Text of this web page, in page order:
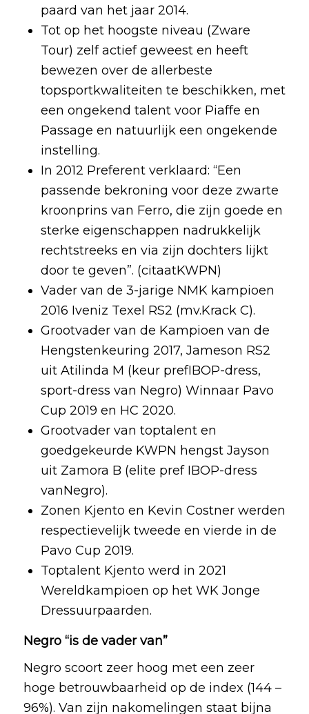
paard van het jaar 2014.
Tot op het hoogste niveau (Zware
Tour) zelf actief geweest en heeft
bewezen over de allerbeste
topsportkwaliteiten te beschikken, met
een ongekend talent voor Piaffe en
Passage en natuurlijk een ongekende
instelling.
In 2012 Preferent verklaard: “Een
passende bekroning voor deze zwarte
kroonprins van Ferro, die zijn goede en
sterke eigenschappen nadrukkelijk
rechtstreeks en via zijn dochters lijkt
door te geven”. (citaatKWPN)
Vader van de 3-jarige NMK kampioen
2016 Iveniz Texel RS2 (mv.Krack C).
Grootvader van de Kampioen van de
Hengstenkeuring 2017, Jameson RS2
uit Atilinda M (keur prefIBOP-dress,
sport-dress van Negro) Winnaar Pavo
Cup 2019 en HC 2020.
Grootvader van toptalent en
goedgekeurde KWPN hengst Jayson
uit Zamora B (elite pref IBOP-dress
vanNegro).
Zonen Kjento en Kevin Costner werden
respectievelijk tweede en vierde in de
Pavo Cup 2019.
Toptalent Kjento werd in 2021
Wereldkampioen op het WK Jonge
Dressuurpaarden.
Negro “is de vader van”
Negro scoort zeer hoog met een zeer
hoge betrouwbaarheid op de index (144 –
96%). Van zijn nakomelingen staat bijna